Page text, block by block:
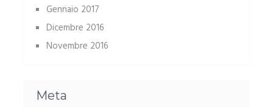
Gennaio 2017
Dicembre 2016
Novembre 2016
Meta